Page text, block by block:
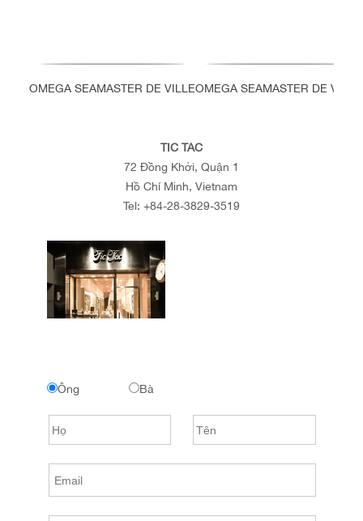
OMEGA SEAMASTER DE VILLEOMEGA SEAMASTER DE VILLE
TIC TAC
72 Đồng Khởi, Quận 1
Hồ Chí Minh, Vietnam
Tel: +84-28-3829-3519
Ông Bà